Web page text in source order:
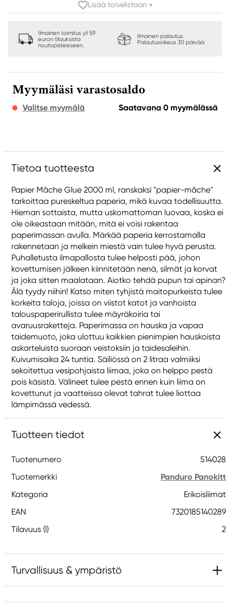
Lisää toivelistaan »
Ilmainen toimitus yli 59
euron tilauksista
noutopisteeseen.
Ilmainen palautus.
Palautusoikeus 30 päivää
Myymäläsi varastosaldo
Valitse myymälä Saatavana 0 myymälässä
Tietoa tuotteesta
Papier Mâche Glue 2000 ml, ranskaksi "papier-mâche"
tarkoittaa pureskeltua paperia, mikä kuvaa todellisuutta.
Hieman sottaista, mutta uskomattoman luovaa, koska ei
ole oikeastaan mitään, mitä ei voisi rakentaa
paperimassan avulla. Märkää paperia kerrostamalla
rakennetaan ja melkein miestä vain tulee hyvä perusta.
Puhalletusta ilmapallosta tulee helposti pää, johon
kovettumisen jälkeen kiinnitetään nenä, silmät ja korvat
ja joka sitten maalataan. Aiotko tehdä pupun tai apinan?
Älä tyydy niihin! Katso miten tyhjistä maitopurkeista tulee
korkeita taloja, joissa on viistot katot ja vanhoista
talouspaperirullista tulee mäyräkoiria tai
avaruusraketteja. Paperimassa on hauska ja vapaa
taidemuoto, joka ulottuu kaikkien pienimpien hauskoista
askarteluista suoraan veistoksiin ja taidesaleihin.
Kuivumisaika 24 tuntia. Säiliössä on 2 litraa valmiiksi
sekoitettua vesipohjaista liimaa, joka on helppo pestä
pois käsistä. Välineet tulee pestä ennen kuin liima on
kovettunut ja vaatteissa olevat tahrat tulee liottaa
lämpimässä vedessä.
Tuotteen tiedot
Tuotenumero
514028
Tuotemerkki
Panduro Panokitt
Kategoria
Erikoisliimat
EAN
7320185140289
Tilavuus (l)
2
Turvallisuus & ympäristö
Vastuullinen EU